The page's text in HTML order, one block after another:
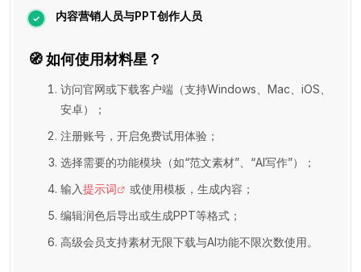
内容营销人员与PPT创作人员
🧭 如何使用材料星？
访问官网或下载客户端（支持Windows、Mac、iOS、
安卓）；
注册账号，开启免费试用体验；
选择需要的功能模块（如“范文素材”、“AI写作”）；
输入提示词
或使用模板，生成内容；
编辑润色后导出或生成PPT等格式；
高级会员支持素材无限下载与AI功能不限次数使用。